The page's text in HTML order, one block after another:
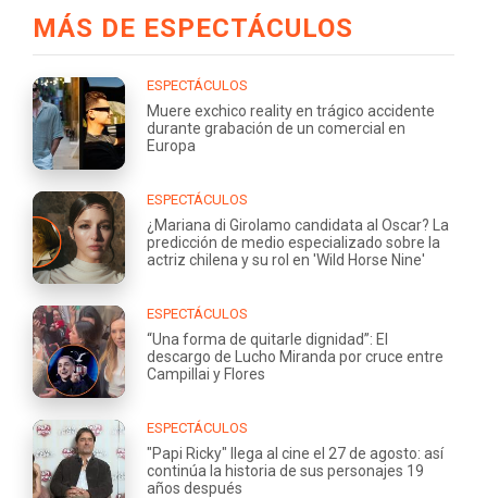
MÁS DE ESPECTÁCULOS
ESPECTÁCULOS
Muere exchico reality en trágico accidente
durante grabación de un comercial en
Europa
ESPECTÁCULOS
¿Mariana di Girolamo candidata al Oscar? La
predicción de medio especializado sobre la
actriz chilena y su rol en 'Wild Horse Nine'
ESPECTÁCULOS
“Una forma de quitarle dignidad”: El
descargo de Lucho Miranda por cruce entre
Campillai y Flores
ESPECTÁCULOS
"Papi Ricky" llega al cine el 27 de agosto: así
continúa la historia de sus personajes 19
años después